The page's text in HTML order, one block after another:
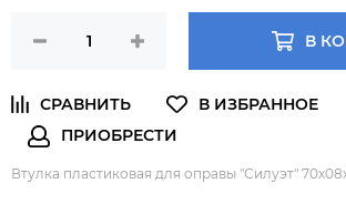
В
Втулка пластиковая для оправы "Силуэт"